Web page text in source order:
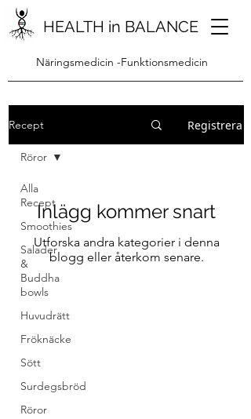
HEALTH in BALANCE
Näringsmedicin -Funktionsmedicin
Recept Registrera
Alla
Recept
Smoothies
Salader
&
Buddha
bowls
Huvudrätt
Fröknäcke
Sött
Surdegsbröd
Röror
Röror
Inlägg kommer snart
Utforska andra kategorier i denna
blogg eller återkom senare.